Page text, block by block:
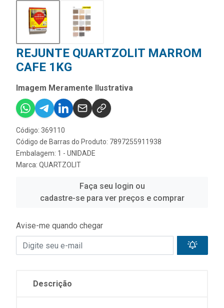
REJUNTE QUARTZOLIT MARROM
CAFE 1KG
Imagem Meramente Ilustrativa
Código: 369110
Código de Barras do Produto: 7897255911938
Embalagem: 1 - UNIDADE
Marca: QUARTZOLIT
Faça seu login ou
cadastre-se para ver preços e comprar
Avise-me quando chegar
Descrição